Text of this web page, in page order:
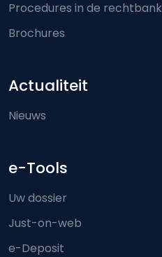
Procedures in de rechtbank
Brochures
Actualiteit
Nieuws
e-Tools
Uw dossier
Just-on-web
e-Deposit